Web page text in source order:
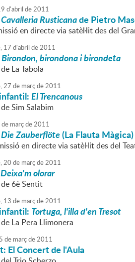
d'abril de2011
Cavalleria Rusticanade Pietro
en directe via satèl·lit des del
17 d'abril de2011
Birondon, birondona i birondeta
La Tabola
27 de marçde2011
El Trencanous
Sim Salabim
de marçde2011
Die Zauberflöte(La Flauta
en directe via satèl·lit des del
20 de marçde2011
Deixa'm olorar
6è Sentit
13 de marçde2011
Tortuga, l'illa d'en Tresot
La Pera Llimonera
5 de marçde2011
El Concert de l'Aula